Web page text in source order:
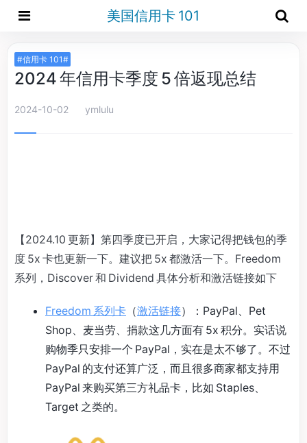
美国信用卡 101
#信用卡 101#
2024 年信用卡季度 5 倍返现总结
2024-10-02 ymlulu
【2024.10 更新】第四季度已开启，大家记得把钱包的季
度 5x 卡也更新一下。建议把 5x 都激活一下。Freedom
系列，Discover 和 Dividend 具体分析和激活链接如下
Freedom 系列卡 （激活链接）：PayPal、Pet
Shop、麦当劳、捐款这几方面有 5x 积分。实话说
购物季只安排一个 PayPal，实在是太不够了。不过
PayPal 的支付还算广泛，而且很多商家都支持用
PayPal 来购买第三方礼品卡，比如 Staples、
Target 之类的。